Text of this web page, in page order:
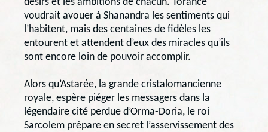
voudrait avouer à Shanandra les sentiments qui
l’habitent, mais des centaines de fidèles les
entourent et attendent d’eux des miracles qu’ils
sont encore loin de pouvoir accomplir.
Alors qu’Astarée, la grande cristalomancienne
royale, espère piéger les messagers dans la
légendaire cité perdue d’Orma-Doria, le roi
Sarcolem prépare en secret l’asservissement des